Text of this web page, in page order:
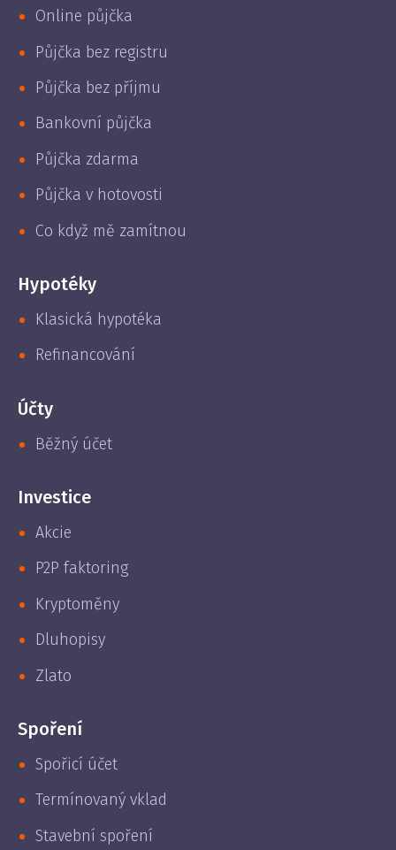
Online půjčka
Půjčka bez registru
Půjčka bez příjmu
Bankovní půjčka
Půjčka zdarma
Půjčka v hotovosti
Co když mě zamítnou
Hypotéky
Klasická hypotéka
Refinancování
Účty
Běžný účet
Investice
Akcie
P2P faktoring
Kryptoměny
Dluhopisy
Zlato
Spoření
Spořicí účet
Termínovaný vklad
Stavební spoření